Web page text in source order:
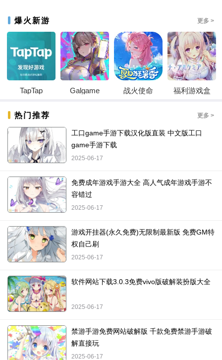
爆火新游 更多 >
TapTap Galgame 战火使命 福利游戏盒
热门推荐 更多 >
工口game手游下载汉化版直装 中文版工口
game手游下载
2025-06-17
免费成年游戏手游大全 高人气成年游戏手游不
容错过
2025-06-17
游戏开挂器(永久免费)无限制最新版 免费GM特
权自己刷
2025-06-17
软件网站下载3.0.3免费vivo版破解装扮版大全
2025-06-17
禁游手游免费网站破解版 千款免费禁游手游破
解直接玩
2025-06-17